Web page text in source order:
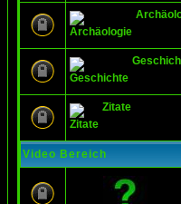
Zitate
Video Bereich